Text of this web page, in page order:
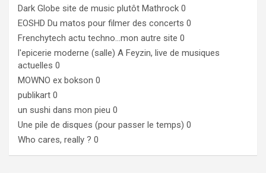
Dark Globe site de music plutôt Mathrock 0
EOSHD Du matos pour filmer des concerts 0
Frenchytech actu techno…mon autre site 0
l'epicerie moderne (salle) A Feyzin, live de musiques
actuelles 0
MOWNO ex bokson 0
publikart 0
un sushi dans mon pieu 0
Une pile de disques (pour passer le temps) 0
Who cares, really ? 0